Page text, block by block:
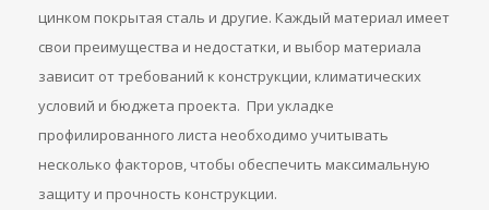
цинком покрытая сталь и другие. Каждый материал имеет
свои преимущества и недостатки, и выбор материала
зависит от требований к конструкции, климатических
условий и бюджета проекта. При укладке
профилированного листа необходимо учитывать
несколько факторов, чтобы обеспечить максимальную
защиту и прочность конструкции.